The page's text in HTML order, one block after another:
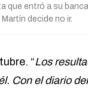
que entró a su
decide no ir.
“Los
Con el diario